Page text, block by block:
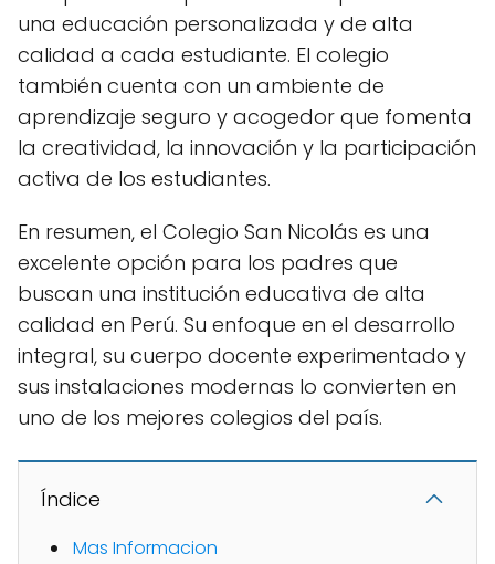
una educación personalizada y de alta
calidad a cada estudiante. El colegio
también cuenta con un ambiente de
aprendizaje seguro y acogedor que fomenta
la creatividad, la innovación y la participación
activa de los estudiantes.
En resumen, el Colegio San Nicolás es una
excelente opción para los padres que
buscan una institución educativa de alta
calidad en Perú. Su enfoque en el desarrollo
integral, su cuerpo docente experimentado y
sus instalaciones modernas lo convierten en
uno de los mejores colegios del país.
Índice
Mas Informacion